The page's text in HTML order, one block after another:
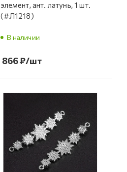
элемент, ант. латунь, 1 шт.
(#Л1218)
В наличии
866₽/шт